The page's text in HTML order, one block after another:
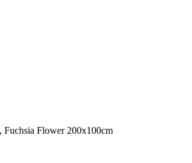
Flower 200x100cm